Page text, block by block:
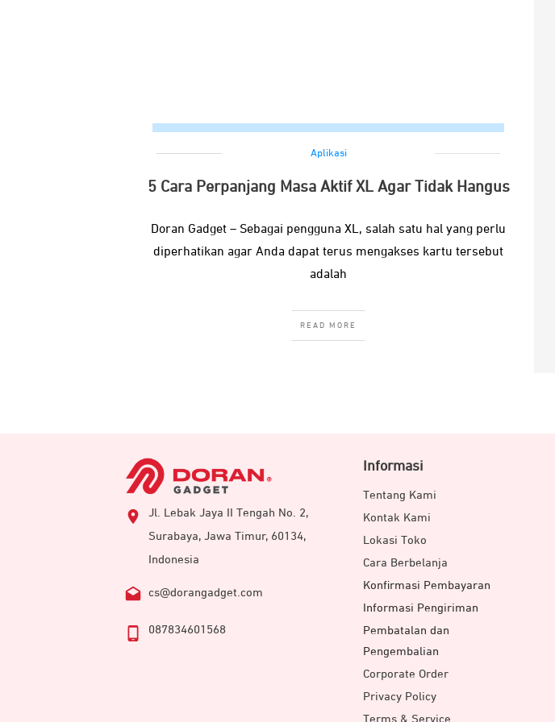
Aplikasi
5 Cara Perpanjang Masa Aktif XL Agar Tidak Hangus
Doran Gadget – Sebagai pengguna XL, salah satu hal yang perlu
diperhatikan agar Anda dapat terus mengakses kartu tersebut
adalah
READ MORE
Jl. Lebak Jaya II Tengah No. 2,
Surabaya, Jawa Timur, 60134,
Indonesia
cs@dorangadget.com
087834601568
Informasi
Tentang Kami
Kontak Kami
Lokasi Toko
Cara Berbelanja
Konfirmasi Pembayaran
Informasi Pengiriman
Pembatalan dan
Pengembalian
Corporate Order
Privacy Policy
Terms & Service